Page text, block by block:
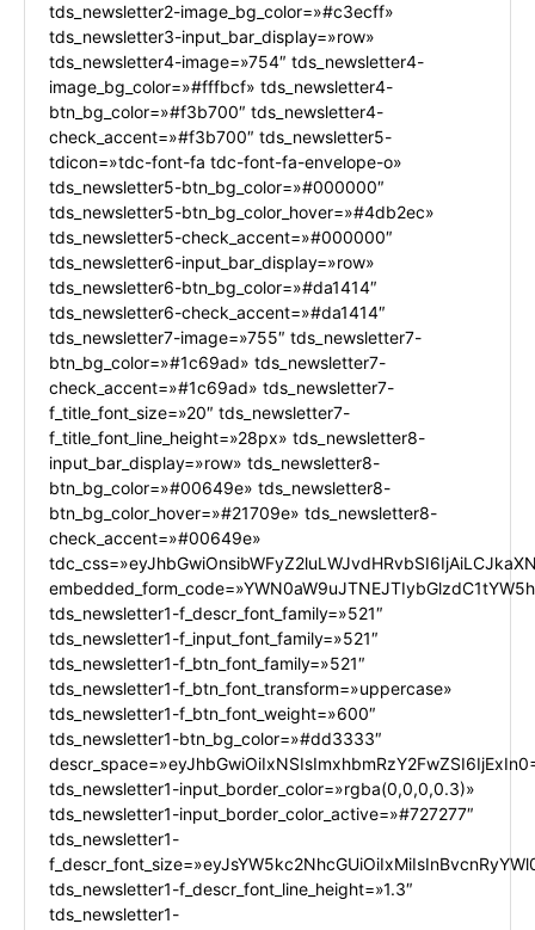
tds_newsletter2-image_bg_color=»#c3ecff»
tds_newsletter3-input_bar_display=»row»
tds_newsletter4-image=»754″ tds_newsletter4-
image_bg_color=»#fffbcf» tds_newsletter4-
btn_bg_color=»#f3b700″ tds_newsletter4-
check_accent=»#f3b700″ tds_newsletter5-
tdicon=»tdc-font-fa tdc-font-fa-envelope-o»
tds_newsletter5-btn_bg_color=»#000000″
tds_newsletter5-btn_bg_color_hover=»#4db2ec»
tds_newsletter5-check_accent=»#000000″
tds_newsletter6-input_bar_display=»row»
tds_newsletter6-btn_bg_color=»#da1414″
tds_newsletter6-check_accent=»#da1414″
tds_newsletter7-image=»755″ tds_newsletter7-
btn_bg_color=»#1c69ad» tds_newsletter7-
check_accent=»#1c69ad» tds_newsletter7-
f_title_font_size=»20″ tds_newsletter7-
f_title_font_line_height=»28px» tds_newsletter8-
input_bar_display=»row» tds_newsletter8-
btn_bg_color=»#00649e» tds_newsletter8-
btn_bg_color_hover=»#21709e» tds_newsletter8-
check_accent=»#00649e»
tds_newsletter1-f_descr_font_family=»521″
tds_newsletter1-f_input_font_family=»521″
tds_newsletter1-f_btn_font_family=»521″
tds_newsletter1-f_btn_font_transform=»uppercase»
tds_newsletter1-f_btn_font_weight=»600″
tds_newsletter1-btn_bg_color=»#dd3333″
tds_newsletter1-input_border_color=»rgba(0,0,0,0.3)»
tds_newsletter1-input_border_color_active=»#727277″
tds_newsletter1-
tds_newsletter1-f_descr_font_line_height=»1.3″
tds_newsletter1-